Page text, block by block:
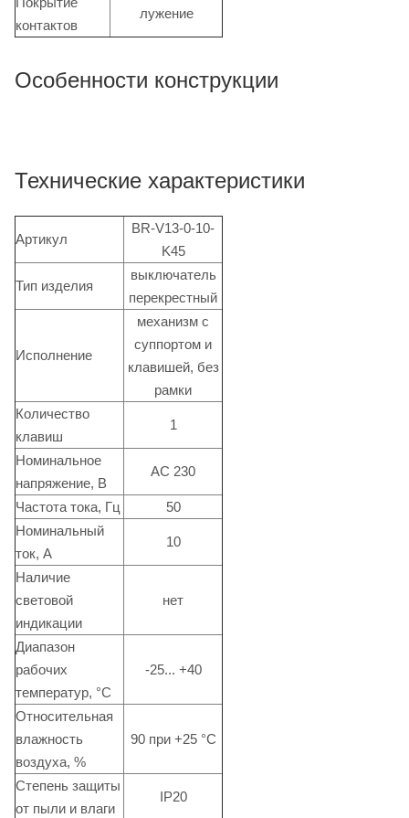
контактов
лужение
Особенности конструкции
Технические характеристики
Артикул
BR-V13-0-10-
K45
Тип изделия
выключатель
перекрестный
Исполнение
механизм с
суппортом и
клавишей, без
рамки
Количество
клавиш
1
Номинальное
напряжение, В
АС 230
Частота тока, Гц
50
Номинальный
ток, А
10
Наличие
световой
индикации
нет
Диапазон
рабочих
температур, °C
-25... +40
Относительная
влажность
воздуха, %
90 при +25 °C
Степень защиты
от пыли и влаги
IP20